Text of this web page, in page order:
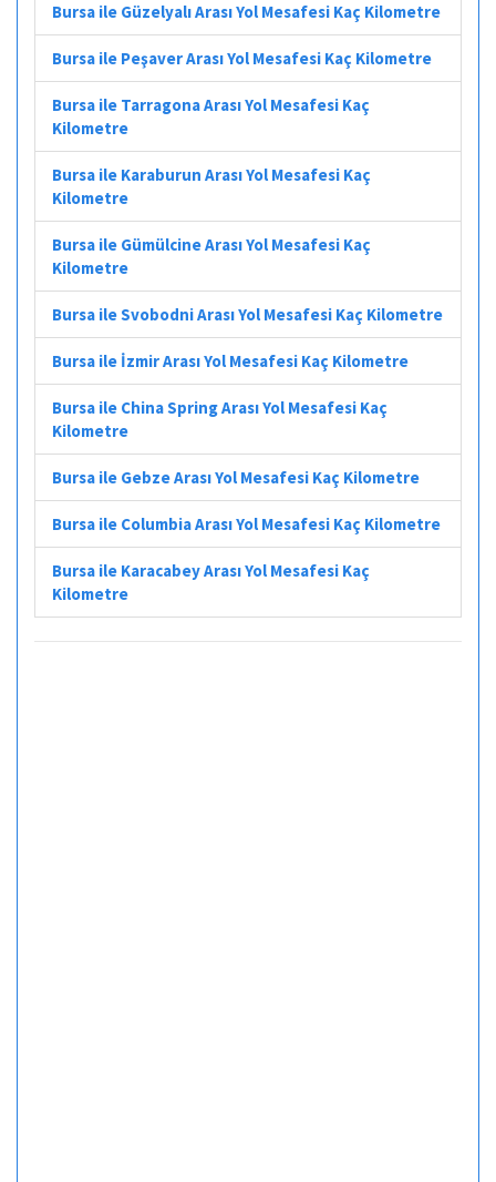
Bursa ile Güzelyalı Arası Yol Mesafesi Kaç Kilometre
Bursa ile Peşaver Arası Yol Mesafesi Kaç Kilometre
Bursa ile Tarragona Arası Yol Mesafesi Kaç
Kilometre
Bursa ile Karaburun Arası Yol Mesafesi Kaç
Kilometre
Bursa ile Gümülcine Arası Yol Mesafesi Kaç
Kilometre
Bursa ile Svobodni Arası Yol Mesafesi Kaç Kilometre
Bursa ile İzmir Arası Yol Mesafesi Kaç Kilometre
Bursa ile China Spring Arası Yol Mesafesi Kaç
Kilometre
Bursa ile Gebze Arası Yol Mesafesi Kaç Kilometre
Bursa ile Columbia Arası Yol Mesafesi Kaç Kilometre
Bursa ile Karacabey Arası Yol Mesafesi Kaç
Kilometre